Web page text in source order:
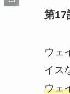
第17
ウェ
イス
ウェ